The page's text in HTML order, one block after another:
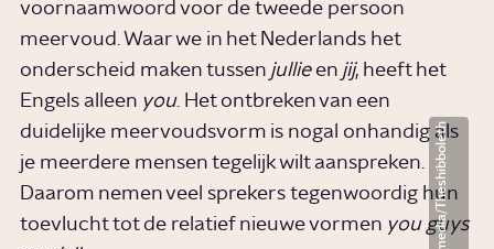
voornaamwoord voor de tweede persoon
meervoud. Waar we in het Nederlands het
onderscheid maken tussen jullie en jij, heeft het
Engels alleen you. Het ontbreken van een
duidelijke meervoudsvorm is nogal onhandig als
je meerdere mensen tegelijk wilt aanspreken.
Daarom nemen veel sprekers tegenwoordig hun
toevlucht tot de relatief nieuwe vormen you guys
Wikimedia/Theshibboleth